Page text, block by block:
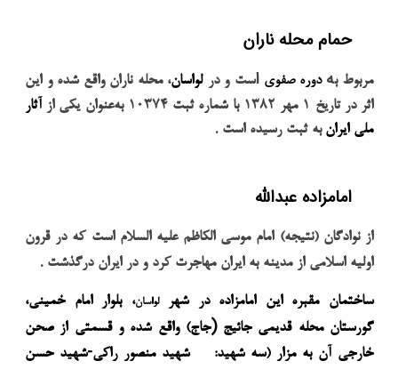
حمام محله ناران
مربوط بهدوره صفوی است و درلواسان، محله ناران واقع شده و این
اثر در تاریخ ۱ مهر ۱۳۸۲ با شماره ثبت۱۰۳۷۴ به‌عنوان یکی از آثار
ملی ایران به ثبت رسیده است .
امامزاده عبدالله
از نوادگان (نتیجه) امام موسی الکاظم علیه السلام است که در قرون
اولیه اسلامی از مدینه به ایران مهاجرت کرد و در ایران درگذشت .
ساختمان مقبره این امامزاده در شهرلواسان، بلوارامام خمینی،
گورستان محله قدیمیجائیج )جاج) واقع شده و قسمتی از صحن
خارجی آن به مزار (سه شهید:
-شهید منصور راکی شهید حسن